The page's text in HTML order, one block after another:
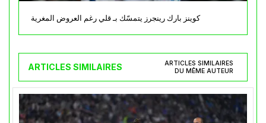
كوينز بارك رينجرز يتمسّك بـ قلي رغم العروض المغرية
ARTICLES SIMILAIRES
ARTICLES SIMILAIRES
DU MÊME AUTEUR